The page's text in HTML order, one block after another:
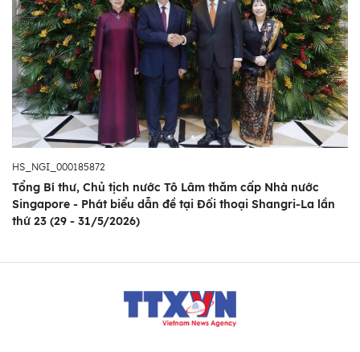
HS_NGI_000185872
Tổng Bí thư, Chủ tịch nước Tô Lâm thăm cấp Nhà nước
Singapore - Phát biểu dẫn đề tại Đối thoại Shangri-La lần
thứ 23 (29 - 31/5/2026)